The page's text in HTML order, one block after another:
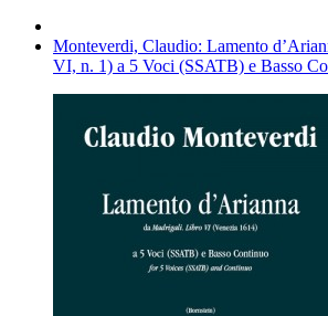
Monteverdi, Claudio: Lamento
VI, n. 1) a 5 Voci (SSATB) e Basso